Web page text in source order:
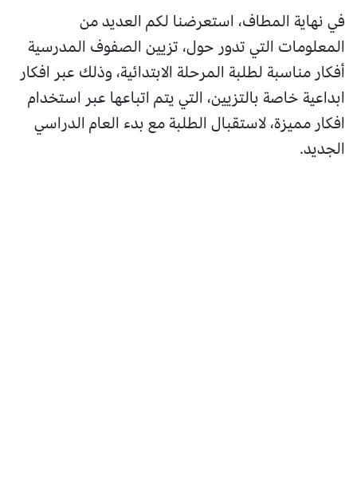
في نهاية المطاف، استعرضنا لكم العديد من
المعلومات التي تدور حول، تزيين الصفوف المدرسية
أفكار مناسبة لطلبة المرحلة الابتدائية، وذلك عبر افكار
ابداعية خاصة بالتزيين، التي يتم اتباعها عبر استخدام
افكار مميزة، لاستقبال الطلبة مع بدء العام الدراسي
الجديد.